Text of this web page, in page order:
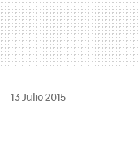
13 Julio 2015